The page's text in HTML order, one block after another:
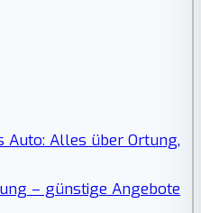
Auto: Alles über Ortung,
– günstige Angebote